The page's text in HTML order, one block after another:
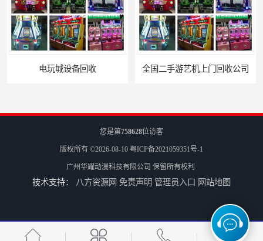
电玩城设备回收 全国二手游艺机上门回收公司
儿童机回收
您是第758628位访客
版权所有 ©2026-08-10 粤ICP备2021059351号-1
广州华耀动漫科技有限公司 保留所有权利.
技术支持： 八方资源网 免责声明 管理员入口 网站地图